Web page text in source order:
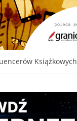
Książkowych